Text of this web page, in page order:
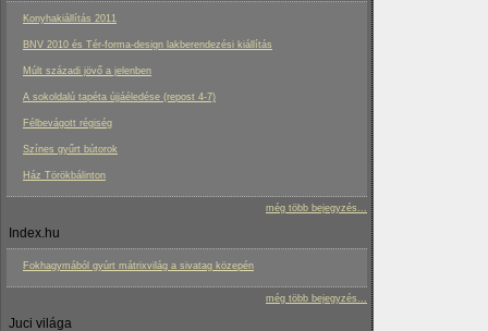
Konyhakiállítás 2011
BNV 2010 és Tér-forma-design lakberendezési kiállítás
Múlt századi jövő a jelenben
A sokoldalú tapéta újjáéledése (repost 4-7)
Félbevágott régiség
Színes gyűrt bútorok
Ház Törökbálinton
még több bejegyzés...
Index.hu
Fokhagymából gyúrt mátrixvilág a sivatag közepén
még több bejegyzés...
Juci világa